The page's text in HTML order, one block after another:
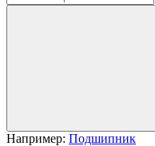
Например: Подшипник